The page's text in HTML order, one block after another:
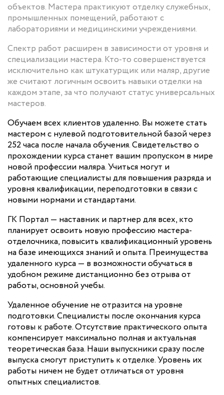
объектов. Мастера практикуют отделку служебных,
промышленных помещений, работают с
лабораториями и медицинскими учреждениями.
Спектр работ расширен в зависимости от уровня и
специализации мастера. Кто-то совершенствуется
исключительно как штукатурщик или маляр, другие
же считают логичным освоить навыки отделки на
каждом этапе, за что получают статус универсальных
мастеров.
Обучаем всех клиентов удаленно. Вы можете стать
мастером с нулевой подготовительной базой через
252 часа после начала обучения. Свидетельство о
прохождении курса станет вашим пропуском в мире
новой профессии маляра. Учиться могут и
работающие специалисты для повышения разряда и
уровня квалификации, переподготовки в связи с
новыми нормами и стандартами.
ГК Портал — наставник и партнер для всех, кто
планирует освоить новую профессию мастера-
отделочника, повысить квалификационный уровень
на базе имеющихся знаний и опыта. Преимущества
удаленного курса — в возможности обучаться в
удобном режиме дистанционно без отрыва от
работы, основной учебы.
Удаленное обучение не отразится на уровне
подготовки. Специалисты после окончания курса
готовы к работе. Отсутствие практического опыта
компенсирует максимально полная и актуальная
теоретическая база. Наши выпускники сразу после
выпуска смогут приступить к отделке. Уровень их
работы ничем не будет отличаться от уровня
опытных специалистов.